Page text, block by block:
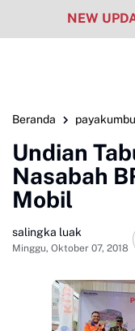
NEW
Beranda
Undian
Nasabah
Mobil
salingka luak
Minggu, Oktober 07, 2018